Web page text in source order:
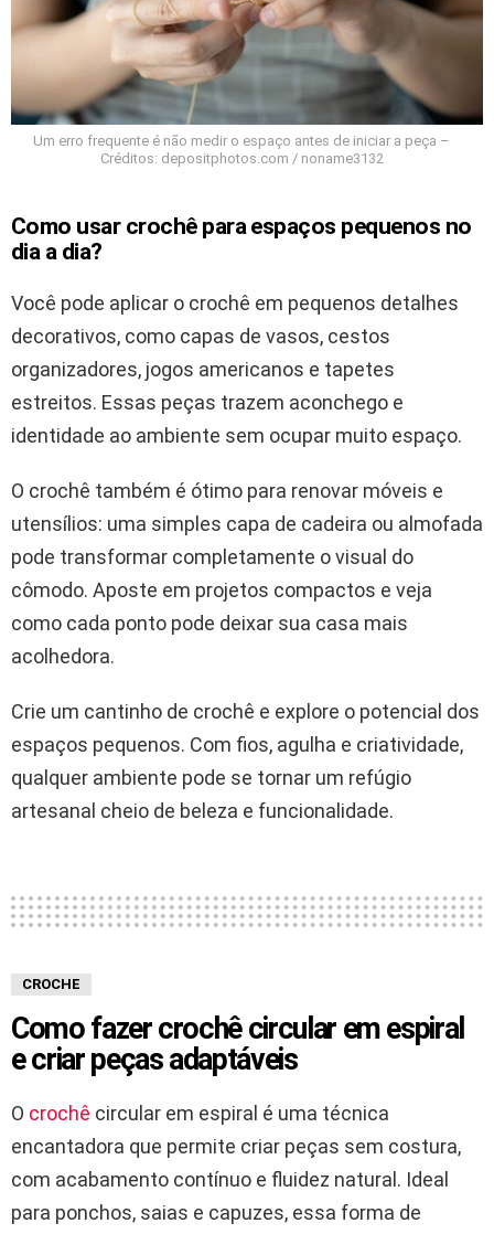
Um erro frequente é não medir o espaço antes de iniciar a peça –
Créditos: depositphotos.com / noname3132
Como usar crochê para espaços pequenos no
dia a dia?
Você pode aplicar o crochê em pequenos detalhes
decorativos, como capas de vasos, cestos
organizadores, jogos americanos e tapetes
estreitos. Essas peças trazem aconchego e
identidade ao ambiente sem ocupar muito espaço.
O crochê também é ótimo para renovar móveis e
utensílios: uma simples capa de cadeira ou almofada
pode transformar completamente o visual do
cômodo. Aposte em projetos compactos e veja
como cada ponto pode deixar sua casa mais
acolhedora.
Crie um cantinho de crochê e explore o potencial dos
espaços pequenos. Com fios, agulha e criatividade,
qualquer ambiente pode se tornar um refúgio
artesanal cheio de beleza e funcionalidade.
CROCHE
Como fazer crochê circular em espiral
e criar peças adaptáveis
O crochê circular em espiral é uma técnica
encantadora que permite criar peças sem costura,
com acabamento contínuo e fluidez natural. Ideal
para ponchos, saias e capuzes, essa forma de